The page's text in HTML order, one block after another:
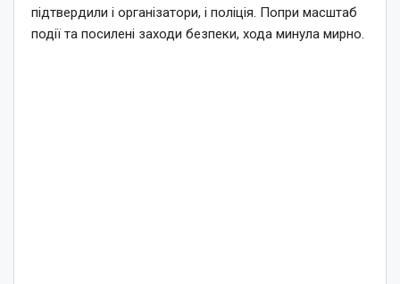
підтвердили і організатори, і поліція. Попри масштаб
події та посилені заходи безпеки, хода минула мирно.